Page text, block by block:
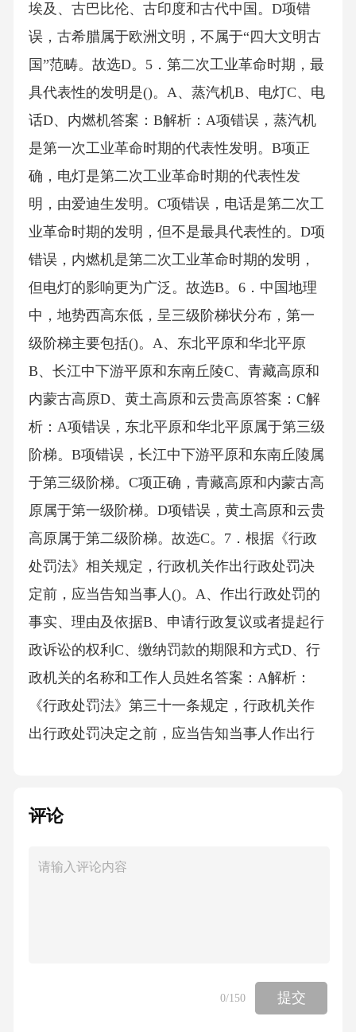
埃及、古巴比伦、古印度和古代中国。D项错
误，古希腊属于欧洲文明，不属于“四大文明古
国”范畴。故选D。5．第二次工业革命时期，最
具代表性的发明是()。A、蒸汽机B、电灯C、电
话D、内燃机答案：B解析：A项错误，蒸汽机
是第一次工业革命时期的代表性发明。B项正
确，电灯是第二次工业革命时期的代表性发
明，由爱迪生发明。C项错误，电话是第二次工
业革命时期的发明，但不是最具代表性的。D项
错误，内燃机是第二次工业革命时期的发明，
但电灯的影响更为广泛。故选B。6．中国地理
中，地势西高东低，呈三级阶梯状分布，第一
级阶梯主要包括()。A、东北平原和华北平原
B、长江中下游平原和东南丘陵C、青藏高原和
内蒙古高原D、黄土高原和云贵高原答案：C解
析：A项错误，东北平原和华北平原属于第三级
阶梯。B项错误，长江中下游平原和东南丘陵属
于第三级阶梯。C项正确，青藏高原和内蒙古高
原属于第一级阶梯。D项错误，黄土高原和云贵
高原属于第二级阶梯。故选C。7．根据《行政
处罚法》相关规定，行政机关作出行政处罚决
定前，应当告知当事人()。A、作出行政处罚的
事实、理由及依据B、申请行政复议或者提起行
政诉讼的权利C、缴纳罚款的期限和方式D、行
政机关的名称和工作人员姓名答案：A解析：
《行政处罚法》第三十一条规定，行政机关作
出行政处罚决定之前，应当告知当事人作出行
享有的权利，但不是首要告知的内容。C项错
误，不属于法定告知内容。故选A。8．我国近
都是答案：D解析：A项正确，我国已成功发射
“神舟”系列飞船。B项正确，2019年，“嫦娥四
评论
0/150 提交